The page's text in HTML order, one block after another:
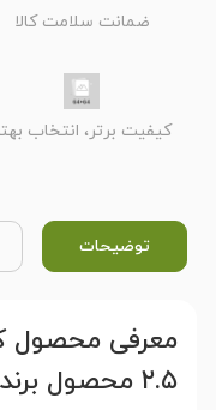
ضمانت سلامت کالا
کیفیت برتر، انتخاب
توضیحات
معرفی محصول
۲.۵ محصول برند سیمیا